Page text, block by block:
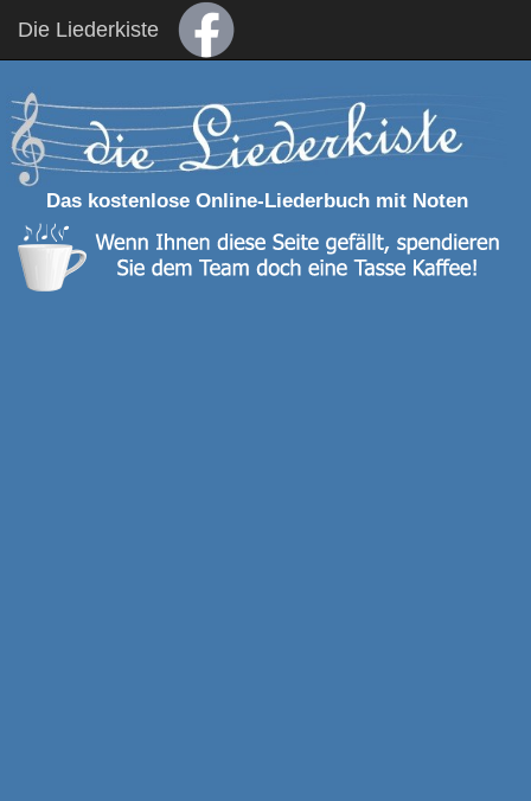
Die Liederkiste
Das kostenlose Online-Liederbuch mit Noten